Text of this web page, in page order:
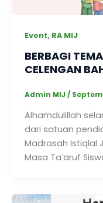
Event, RA MIJ
BERBAGI
CELENGAN
Admin MIJ /
Alhamdulillah
dari satuan
Madrasah Istiqlal
Masa Ta’aruf